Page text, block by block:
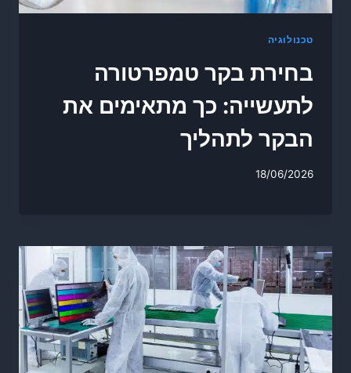
טכנולוגיה
בחירת בקר טמפרטורה
לתעשייה: כך מתאימים את
הבקר לתהליך
18/06/2026